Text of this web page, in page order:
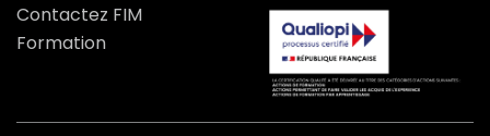
Contactez FIM
Formation